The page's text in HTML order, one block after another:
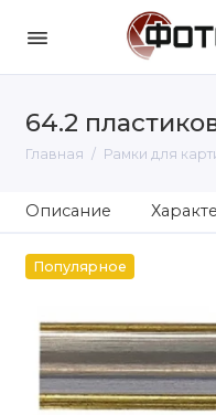
64.2
Главная Рамки для
Описание
Популярное